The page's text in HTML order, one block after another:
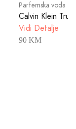
Parfemska voda -
Calvin Klein
Vidi Detalje
90 KM